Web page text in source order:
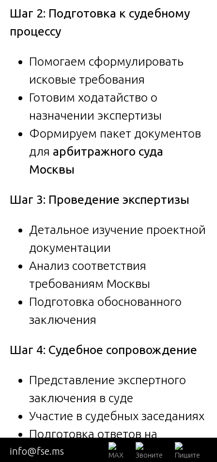
Шаг 2: Подготовка к судебному
процессу
Помогаем сформулировать
исковые требования
Готовим ходатайство о
назначении экспертизы
Формируем пакет документов
для арбитражного суда
Москвы
Шаг 3: Проведение экспертизы
Детальное изучение проектной
документации
Анализ соответствия
требованиям Москвы
Подготовка обоснованного
заключения
Шаг 4: Судебное сопровождение
Представление экспертного
заключения в суде
Участие в судебных заседаниях
Подготовка ответов на
дополнительные вопросы
info@fse.ms